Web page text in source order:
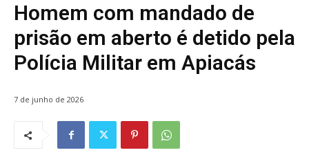
Homem com mandado de
prisão em aberto é detido pela
Polícia Militar em Apiacás
7 de junho de 2026